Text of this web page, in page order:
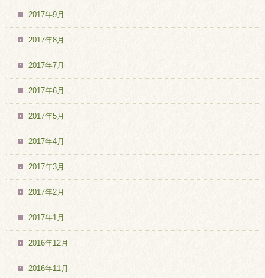
2017年9月
2017年8月
2017年7月
2017年6月
2017年5月
2017年4月
2017年3月
2017年2月
2017年1月
2016年12月
2016年11月